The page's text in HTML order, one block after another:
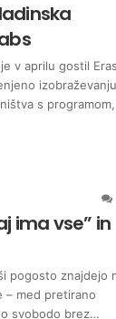
v aprilu gostil
izobraževanju
s
ima vse” in
pogosto znajdejo
– med pretirano
svobodo brez…